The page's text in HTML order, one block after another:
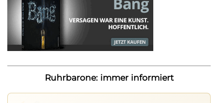
Ruhrbarone: immer informiert